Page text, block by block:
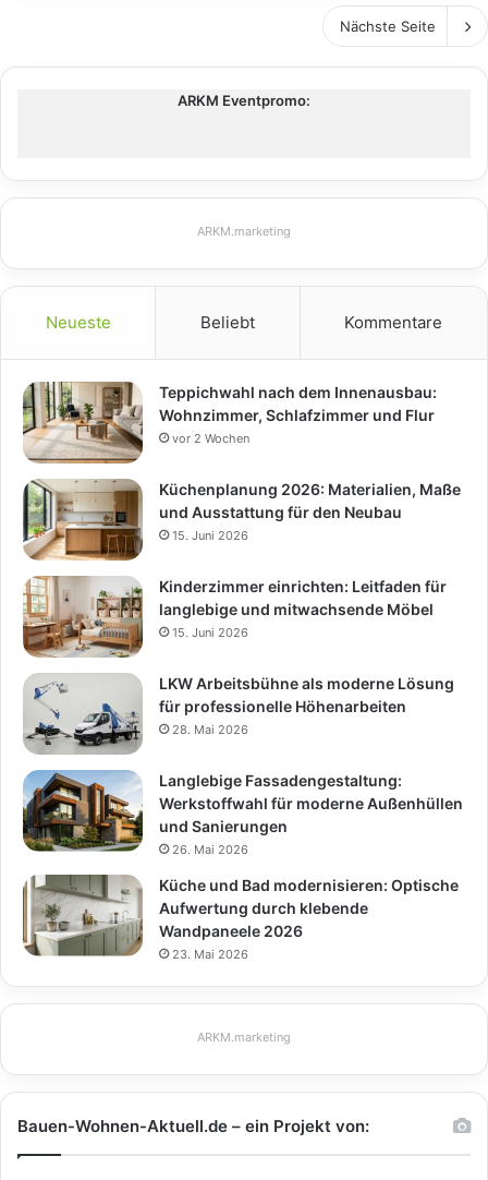
Nächste Seite
ARKM Eventpromo:
ARKM.marketing
Neueste Beliebt Kommentare
Teppichwahl nach dem Innenausbau:
Wohnzimmer, Schlafzimmer und Flur
vor 2 Wochen
Küchenplanung 2026: Materialien, Maße
und Ausstattung für den Neubau
15. Juni 2026
Kinderzimmer einrichten: Leitfaden für
langlebige und mitwachsende Möbel
15. Juni 2026
LKW Arbeitsbühne als moderne Lösung
für professionelle Höhenarbeiten
28. Mai 2026
Langlebige Fassadengestaltung:
Werkstoffwahl für moderne Außenhüllen
und Sanierungen
26. Mai 2026
Küche und Bad modernisieren: Optische
Aufwertung durch klebende
Wandpaneele 2026
23. Mai 2026
ARKM.marketing
Bauen-Wohnen-Aktuell.de – ein Projekt von: